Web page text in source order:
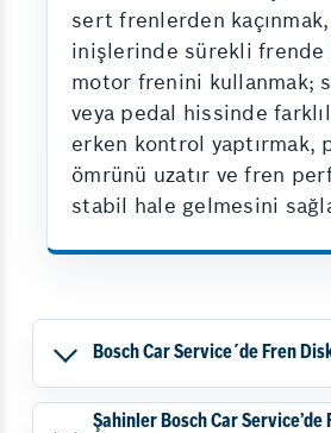
sert frenlerden
inişlerinde sürekli frende
motor frenini kullanmak;
veya pedal hissinde
erken kontrol yaptırmak,
ömrünü uzatır ve fren
stabil hale gelmesini
Bosch Car Service´de Fren
Şahinler Bosch Car Service’de